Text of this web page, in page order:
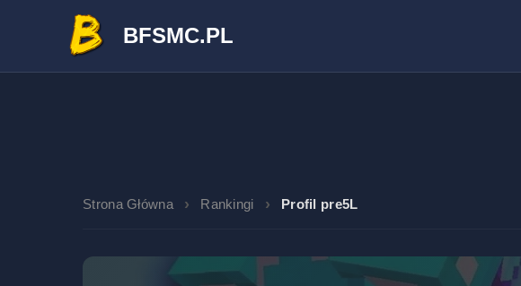
BFSMC.PL
Strona Główna Rankingi Profil pre5L